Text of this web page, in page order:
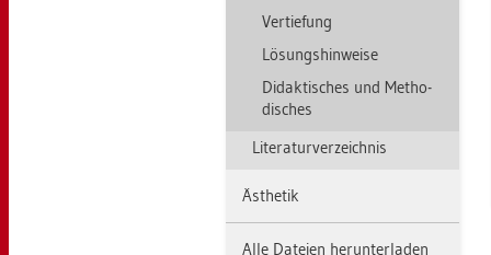
Ver­tie­fung
Lö­sungs­hin­wei­se
Di­dak­ti­sches und Me­tho­
di­sches
Li­te­ra­tur­ver­zeich­nis
Äs­the­tik
Alle Da­tei­en her­un­ter­la­den